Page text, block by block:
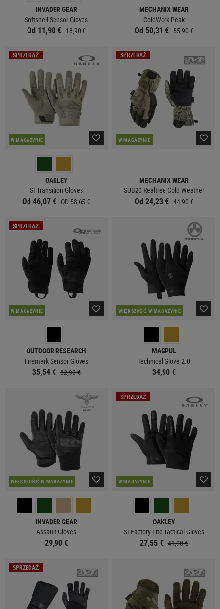
INVADER GEAR
Softshell Sensor Gloves
Od 11,90 € 18,90 €
MECHANIX WEAR
ColdWork Peak
Od 50,31 € 55,90 €
SPRZEDAŻ
W MAGAZYNIE
OAKLEY
SI Transition Gloves
Od 46,07 € OD 58,65 €
SPRZEDAŻ
W MAGAZYNIE
MECHANIX WEAR
SUB20 Realtree Cold Weather
Od 24,23 € 44,90 €
SPRZEDAŻ
W MAGAZYNIE
OUTDOOR RESEARCH
Firemark Sensor Gloves
35,54 € 82,90 €
WIĘKSZOŚĆ W MAGAZYNIE
MAGPUL
Technical Glove 2.0
34,90 €
WIĘKSZOŚĆ W MAGAZYNIE
INVADER GEAR
Assault Gloves
29,90 €
SPRZEDAŻ
W MAGAZYNIE
OAKLEY
SI Factory Lite Tactical Gloves
27,55 € 41,90 €
SPRZEDAŻ